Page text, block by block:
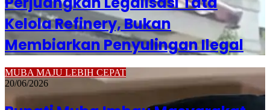
Kelola Refinery, Bukan
Membiarkan Penyulingan Ilegal
MUBA MAJU LEBIH CEPAT
20/06/2026